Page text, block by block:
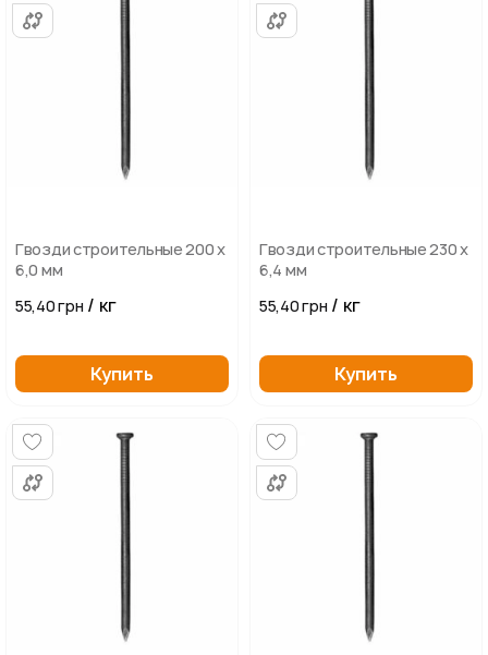
Гвозди строительные 200 х
6,0 мм
55,40 грн / кг
Купить
Гвозди строительные 230 х
6,4 мм
55,40 грн / кг
Купить